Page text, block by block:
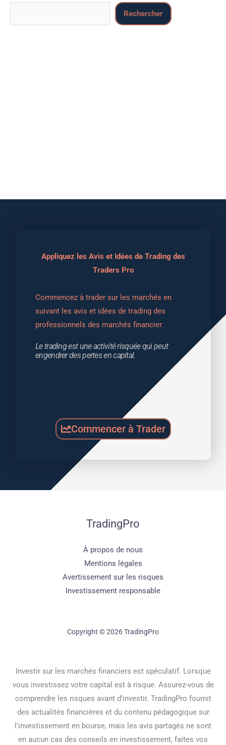
Rechercher
Appliquez les Avis et Idées de Trading des
Traders Pro
Commencez à trader sur les marchés en
suivant les avis et idées de trading des
professionnels des marchés financier.
Le trading est une activité risquée qui peut
engendrer des pertes en capital.
Commencer à Trader
TradingPro
À propos de nous
Mentions légales
Avertissement sur les risques
Investissement responsable
Copyright © 2026 TradingPro
Investir sur les marchés financiers est spéculatif. Lorsque
vous investissez votre capital est à risque. Assurez-vous de
comprendre les risques avant d'investir. TradingPro fournit
des actualités financières et du contenu pédagogique sur
l'investissement en bourse, mais les avis partagés ne sont
en aucun cas des conseils en investissement, faites vos